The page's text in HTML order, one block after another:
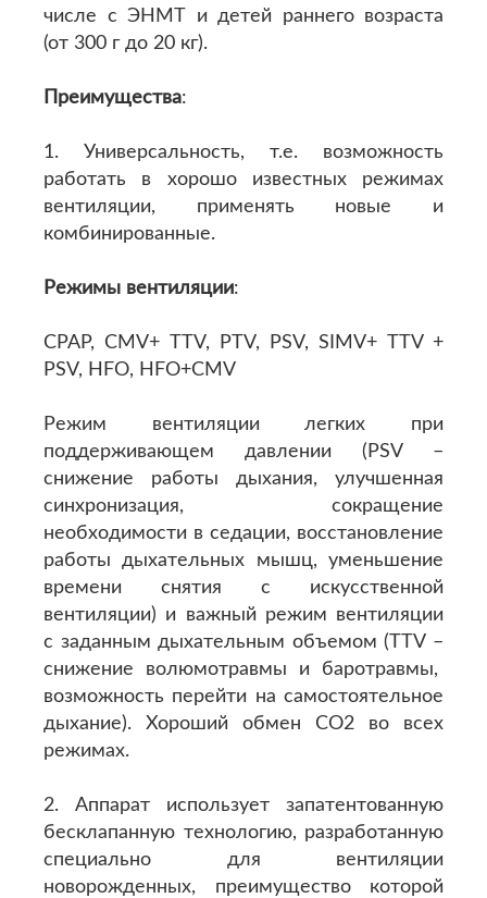
числе с ЭНМТ и детей раннего возраста
(от 300 г до 20 кг).
Преимущества:
1. Универсальность, т.е. возможность
работать в хорошо известных режимах
вентиляции, применять новые и
комбинированные.
Режимы вентиляции:
CPAP, CMV+ TTV, PTV, PSV, SIMV+ TTV +
PSV, HFO, HFO+CMV
Режим вентиляции легких при
поддерживающем давлении (PSV –
снижение работы дыхания, улучшенная
синхронизация, сокращение
необходимости в седации, восстановление
работы дыхательных мышц, уменьшение
времени снятия с искусственной
вентиляции) и важный режим вентиляции
с заданным дыхательным объемом (TTV –
снижение волюмотравмы и баротравмы,
возможность перейти на самостоятельное
дыхание). Хороший обмен CO2 во всех
режимах.
2. Аппарат использует запатентованную
бесклапанную технологию, разработанную
специально для вентиляции
новорожденных, преимущество которой